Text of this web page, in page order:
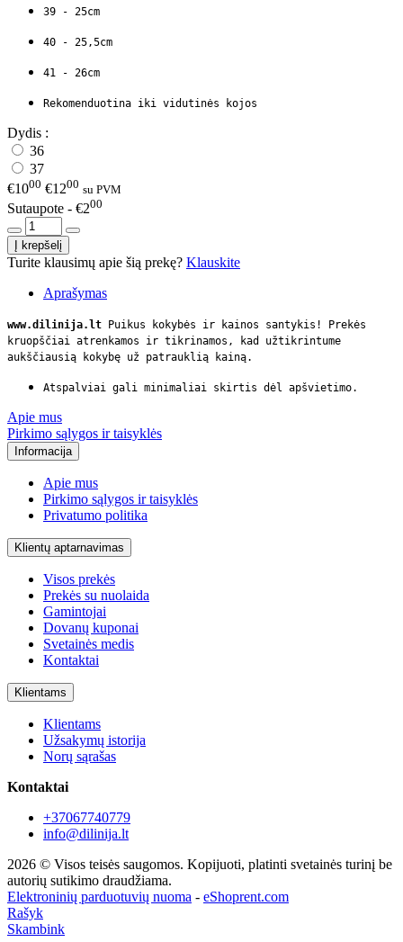
39 - 25cm
40 - 25,5cm
41 - 26cm
Rekomenduotina iki vidutinės kojos
Dydis :
36
37
€1000 €1200 su PVM
Sutaupote - €200
Turite klausimų apie šią prekę? Klauskite
Aprašymas
www.dilinija.lt Puikus kokybės ir kainos santykis! Prekės
kruopščiai atrenkamos ir tikrinamos, kad užtikrintume
aukščiausią kokybę už patrauklią kainą.
Atspalviai gali minimaliai skirtis dėl apšvietimo.
Apie mus
Pirkimo sąlygos ir taisyklės
Informacija
Apie mus
Pirkimo sąlygos ir taisyklės
Privatumo politika
Klientų aptarnavimas
Visos prekės
Prekės su nuolaida
Gamintojai
Dovanų kuponai
Svetainės medis
Kontaktai
Klientams
Klientams
Užsakymų istorija
Norų sąrašas
Kontaktai
+37067740779
info@dilinija.lt
2026 © Visos teisės saugomos. Kopijuoti, platinti svetainės turinį be
autorių sutikimo draudžiama.
Elektroninių parduotuvių nuoma - eShoprent.com
Rašyk
Skambink